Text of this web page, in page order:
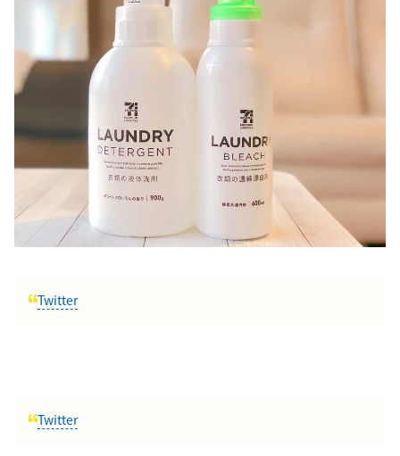
Twitter
Twitter